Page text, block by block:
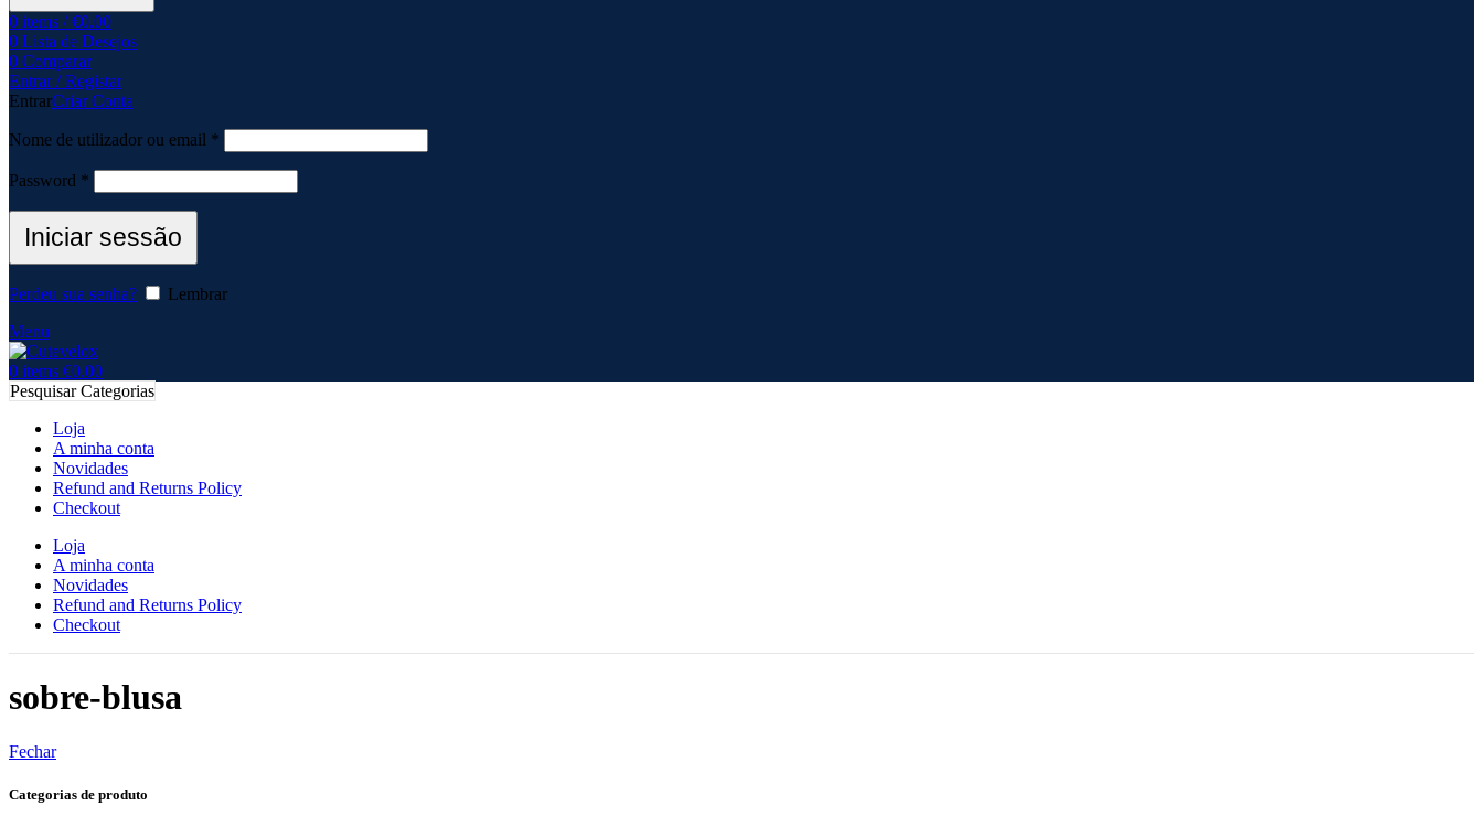
0 items / €0.00
0 Lista de Desejos
0 Comparar
Entrar / Registar
EntrarCriar Conta
Nome de utilizador ou email *
Password *
Iniciar sessão
Perdeu sua senha?
Lembrar
Menu
0 items €0.00
Pesquisar Categorias
Loja
A minha conta
Novidades
Refund and Returns Policy
Checkout
Loja
A minha conta
Novidades
Refund and Returns Policy
Checkout
sobre-blusa
Fechar
Categorias de produto